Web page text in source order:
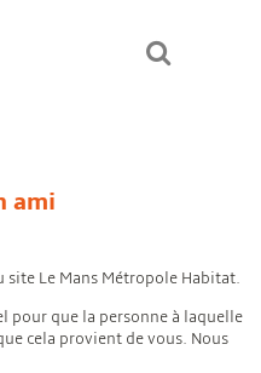
Bienvenue chez vous
ami
Le Mans Métropole Habitat.
pour que la personne à laquelle
cela provient de vous. Nous